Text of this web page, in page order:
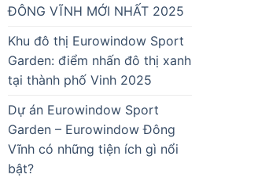
ĐÔNG VĨNH MỚI NHẤT 2025
Khu đô thị Eurowindow Sport
Garden: điểm nhấn đô thị xanh
tại thành phố Vinh 2025
Dự án Eurowindow Sport
Garden – Eurowindow Đông
Vĩnh có những tiện ích gì nổi
bật?